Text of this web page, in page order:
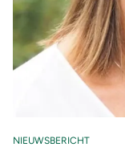
NIEUWSBERICHT